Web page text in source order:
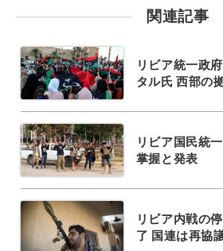
関連記事
リビア統一政
タル氏 西部の
リビア国民統
掌握と発表
リビア内戦の
了 国連は再協